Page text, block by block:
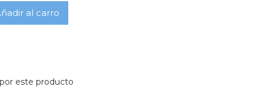
al carro
este producto